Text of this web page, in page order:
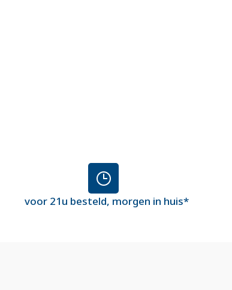
voor 21u besteld, morgen in huis*